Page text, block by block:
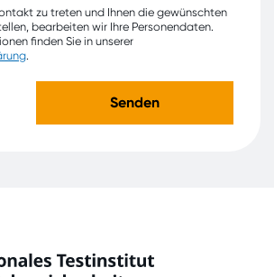
zu treten und Ihnen die gewünschten
bearbeiten wir Ihre Personendaten.
finden Sie in unserer
.